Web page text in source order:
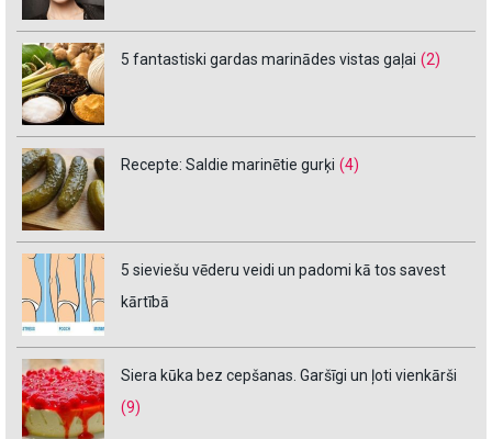
5 fantastiski gardas marinādes vistas gaļai (2)
Recepte: Saldie marinētie gurķi (4)
5 sieviešu vēderu veidi un padomi kā tos savest
kārtībā
Siera kūka bez cepšanas. Garšīgi un ļoti vienkārši
(9)